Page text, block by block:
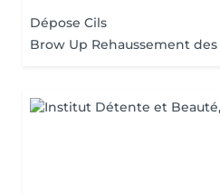
Dépose Cils
Brow Up Rehaussement des